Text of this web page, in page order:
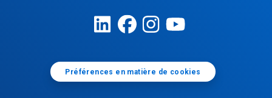
Préférences en matière de cookies